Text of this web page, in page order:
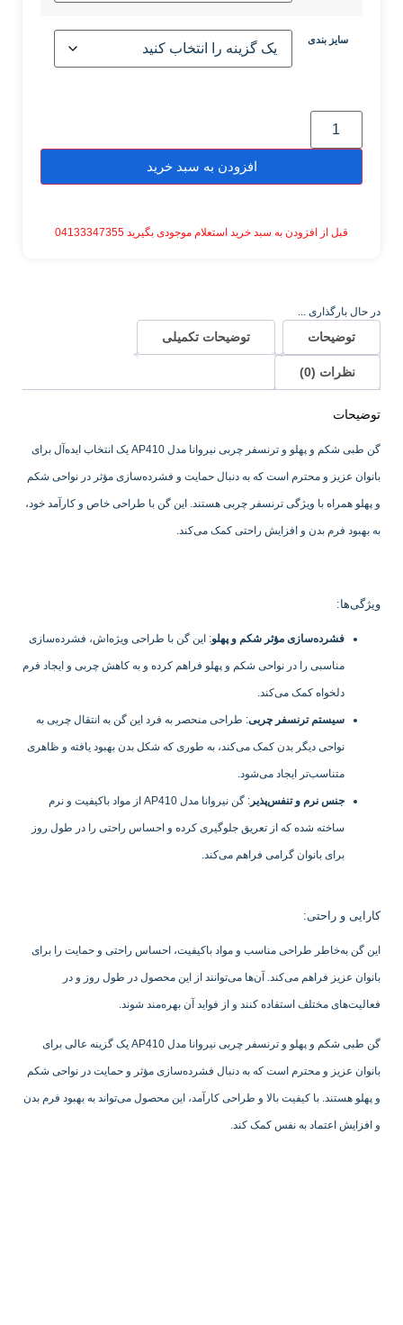
سایز بندی
افزودن به سبد خرید
قبل از افزودن به سبد خرید استعلام موجودی بگیرید 04133347355
در حال بارگذاری ...
توضیحات توضیحات تکمیلی
نظرات (0)
توضیحات
گن طبی شکم و پهلو و ترنسفر چربی نیروانا مدل AP410 یک انتخاب ایده‌آل برای
بانوان عزیز و محترم است که به دنبال حمایت و فشرده‌سازی مؤثر در نواحی شکم
و پهلو همراه با ویژگی ترنسفر چربی هستند. این گن با طراحی خاص و کارآمد خود،
به بهبود فرم بدن و افزایش راحتی کمک می‌کند.
ویژگی‌ها:
فشرده‌سازی مؤثر شکم و پهلو: این گن با طراحی ویژه‌اش، فشرده‌سازی
مناسبی را در نواحی شکم و پهلو فراهم کرده و به کاهش چربی و ایجاد فرم
دلخواه کمک می‌کند.
سیستم ترنسفر چربی: طراحی منحصر به فرد این گن به انتقال چربی به
نواحی دیگر بدن کمک می‌کند، به طوری که شکل بدن بهبود یافته و ظاهری
متناسب‌تر ایجاد می‌شود.
جنس نرم و تنفس‌پذیر : گن نیروانا مدل AP410 از مواد باکیفیت و نرم
ساخته شده که از تعریق جلوگیری کرده و احساس راحتی را در طول روز
برای بانوان گرامی فراهم می‌کند.
کارایی و راحتی:
این گن به‌خاطر طراحی مناسب و مواد باکیفیت، احساس راحتی و حمایت را برای
بانوان عزیز فراهم می‌کند. آن‌ها می‌توانند از این محصول در طول روز و در
فعالیت‌های مختلف استفاده کنند و از فواید آن بهره‌مند شوند.
گن طبی شکم و پهلو و ترنسفر چربی نیروانا مدل AP410 یک گزینه عالی برای
بانوان عزیز و محترم است که به دنبال فشرده‌سازی مؤثر و حمایت در نواحی شکم
و پهلو هستند. با کیفیت بالا و طراحی کارآمد، این محصول می‌تواند به بهبود فرم بدن
و افزایش اعتماد به نفس کمک کند.